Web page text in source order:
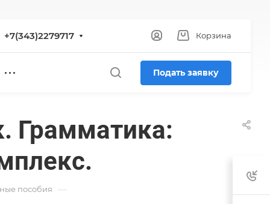
+7(343)2279717 Корзина
Подать заявку
Грамматика:
пособия —